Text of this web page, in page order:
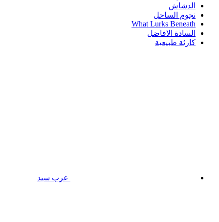
الدشاش
نجوم الساحل
What Lurks Beneath
السادة الافاضل
كارثة طبيعية
عرب سيد